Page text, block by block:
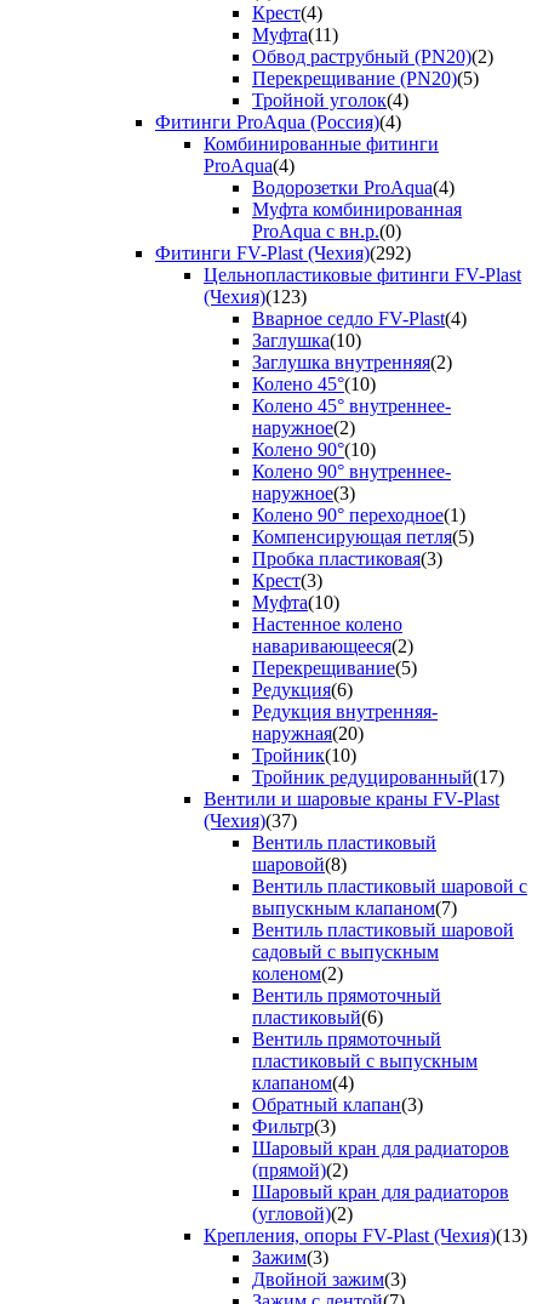
Крест(4)
Муфта(11)
Обвод раструбный (PN20)(2)
Перекрещивание (PN20)(5)
Тройной уголок(4)
Фитинги ProAqua (Россия)(4)
Комбинированные фитинги
ProAqua(4)
Водорозетки ProAqua(4)
Муфта комбинированная
ProAqua с вн.р.(0)
Фитинги FV-Plast (Чехия)(292)
Цельнопластиковые фитинги FV-Plast
(Чехия)(123)
Вварное седло FV-Plast(4)
Заглушка(10)
Заглушка внутренняя(2)
Колено 45°(10)
Колено 45° внутреннее-
наружное(2)
Колено 90°(10)
Колено 90° внутреннее-
наружное(3)
Колено 90° переходное(1)
Компенсирующая петля(5)
Пробка пластиковая(3)
Крест(3)
Муфта(10)
Настенное колено
наваривающееся(2)
Перекрещивание(5)
Редукция(6)
Редукция внутренняя-
наружная(20)
Тройник(10)
Тройник редуцированный(17)
Вентили и шаровые краны FV-Plast
(Чехия)(37)
Вентиль пластиковый
шаровой(8)
Вентиль пластиковый шаровой с
выпускным клапаном(7)
Вентиль пластиковый шаровой
садовый с выпускным
коленом(2)
Вентиль прямоточный
пластиковый(6)
Вентиль прямоточный
пластиковый с выпускным
клапаном(4)
Обратный клапан(3)
Фильтр(3)
Шаровый кран для радиаторов
(прямой)(2)
Шаровый кран для радиаторов
(угловой)(2)
Крепления, опоры FV-Plast (Чехия)(13)
Зажим(3)
Двойной зажим(3)